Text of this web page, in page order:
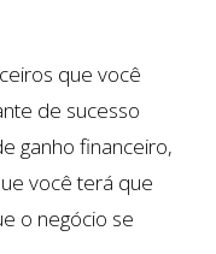
que você
de sucesso
ganho financeiro,
você terá que
o negócio se